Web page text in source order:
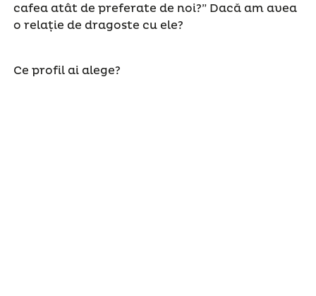
cafea atât de preferate de noi?” Dacă am avea
o relație de dragoste cu ele?
Ce profil ai alege?